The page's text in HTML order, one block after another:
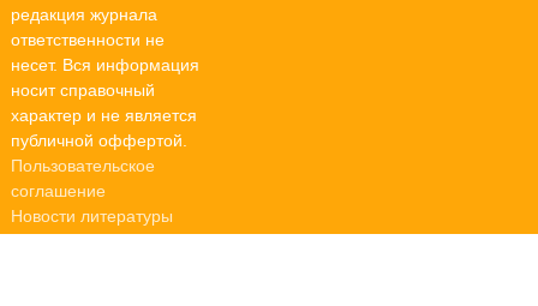
редакция журнала
ответственности не
несет. Вся информация
носит справочный
характер и не является
публичной оффертой.
Пользовательское
соглашение
Новости литературы